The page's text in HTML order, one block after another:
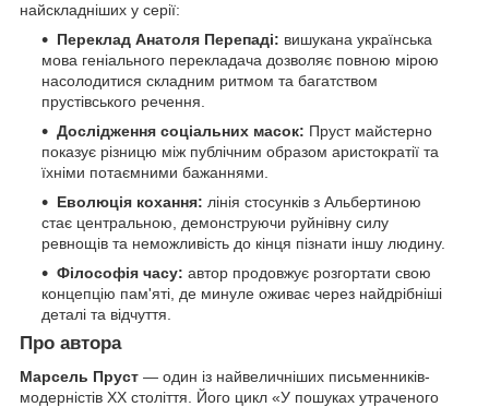
найскладніших у серії:
Переклад Анатоля Перепаді: вишукана українська
мова геніального перекладача дозволяє повною мірою
насолодитися складним ритмом та багатством
прустівського речення.
Дослідження соціальних масок: Пруст майстерно
показує різницю між публічним образом аристократії та
їхніми потаємними бажаннями.
Еволюція кохання: лінія стосунків з Альбертиною
стає центральною, демонструючи руйнівну силу
ревнощів та неможливість до кінця пізнати іншу людину.
Філософія часу: автор продовжує розгортати свою
концепцію пам'яті, де минуле оживає через найдрібніші
деталі та відчуття.
Про автора
Марсель Пруст — один із найвеличніших письменників-
модерністів XX століття. Його цикл «У пошуках утраченого